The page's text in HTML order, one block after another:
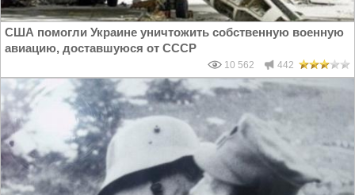
США помогли Украине уничтожить собственную военную
авиацию, доставшуюся от СССР
10 562 442